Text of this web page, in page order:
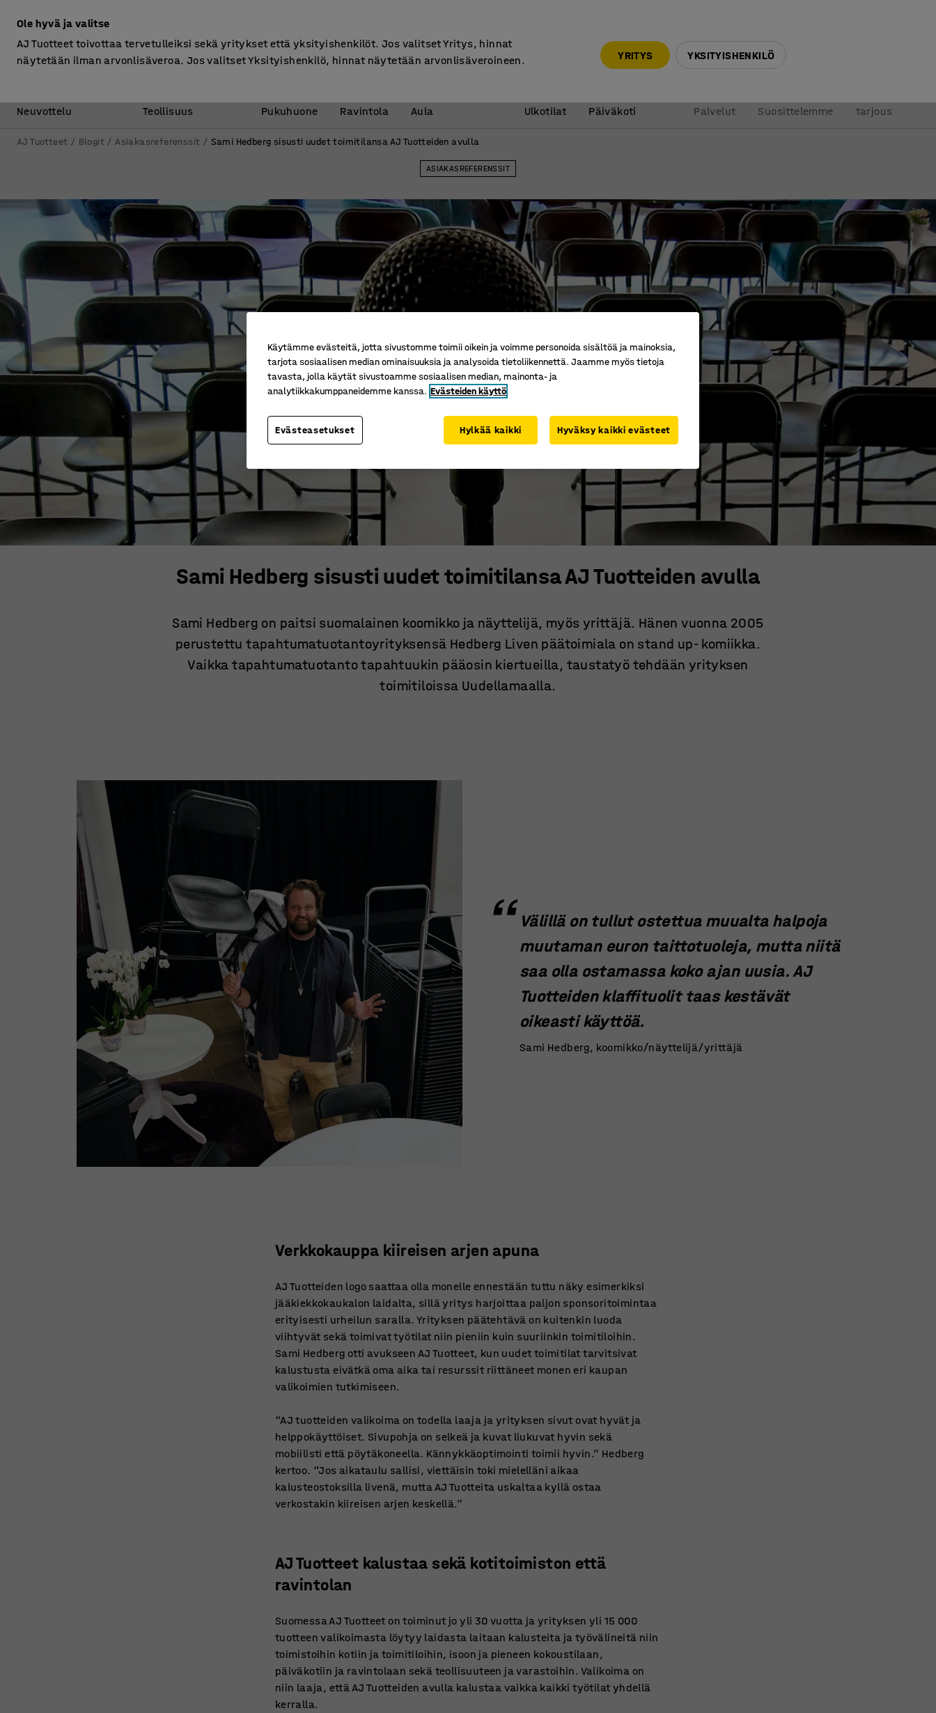
Neuvottelu
Teollisuus
Pukuhuone Ravintola
Aula
Ulkotilat
Päiväkoti
Palvelut Suosittelemme
tarjous
AJ Tuotteet Blogit Asiakasreferenssit Sami Hedberg sisusti uudet toimitilansa AJ Tuotteiden avulla
ASIAKASREFERENSSIT
Sami Hedberg sisusti uudet toimitilansa AJ Tuotteiden avulla
Sami Hedberg on paitsi suomalainen koomikko ja näyttelijä, myös yrittäjä. Hänen vuonna 2005
perustettu tapahtumatuotantoyrityksensä Hedberg Liven päätoimiala on stand up- komiikka.
Vaikka tapahtumatuotanto tapahtuukin pääosin kiertueilla, taustatyö tehdään yrityksen
toimitiloissa Uudellamaalla.
Välillä on tullut ostettua muualta halpoja
muutaman euron taittotuoleja, mutta niitä
saa olla ostamassa koko ajan uusia. AJ
Tuotteiden klaffituolit taas kestävät
oikeasti käyttöä.
Sami Hedberg, koomikko/näyttelijä/yrittäjä
Verkkokauppa kiireisen arjen apuna
AJ Tuotteiden logo saattaa olla monelle ennestään tuttu näky esimerkiksi
jääkiekkokaukalon laidalta, sillä yritys harjoittaa paljon sponsoritoimintaa
erityisesti urheilun saralla. Yrityksen päätehtävä on kuitenkin luoda
viihtyvät sekä toimivat työtilat niin pieniin kuin suuriinkin toimitiloihin.
Sami Hedberg otti avukseen AJ Tuotteet, kun uudet toimitilat tarvitsivat
kalustusta eivätkä oma aika tai resurssit riittäneet monen eri kaupan
valikoimien tutkimiseen.
“AJ tuotteiden valikoima on todella laaja ja yrityksen sivut ovat hyvät ja
helppokäyttöiset. Sivupohja on selkeä ja kuvat liukuvat hyvin sekä
mobiilisti että pöytäkoneella. Kännykkäoptimointi toimii hyvin.” Hedberg
kertoo. “Jos aikataulu sallisi, viettäisin toki mielelläni aikaa
kalusteostoksilla livenä, mutta AJ Tuotteita uskaltaa kyllä ostaa
verkostakin kiireisen arjen keskellä.”
AJ Tuotteet kalustaa sekä kotitoimiston että
ravintolan
Suomessa AJ Tuotteet on toiminut jo yli 30 vuotta ja yrityksen yli 15 000
tuotteen valikoimasta löytyy laidasta laitaan kalusteita ja työvälineitä niin
toimistoihin kotiin ja toimitiloihin, isoon ja pieneen kokoustilaan,
päiväkotiin ja ravintolaan sekä teollisuuteen ja varastoihin. Valikoima on
niin laaja, että AJ Tuotteiden avulla kalustaa vaikka kaikki työtilat yhdellä
kerralla.
Ole hyvä ja valitse
AJ Tuotteet toivottaa tervetulleiksi sekä yritykset että yksityishenkilöt. Jos valitset Yritys, hinnat
näytetään ilman arvonlisäveroa. Jos valitset Yksityishenkilö, hinnat näytetään arvonlisäveroineen.
YRITYS YKSITYISHENKILÖ
Käytämme evästeitä, jotta sivustomme toimii oikein ja voimme personoida sisältöä ja mainoksia,
tarjota sosiaalisen median ominaisuuksia ja analysoida tietoliikennettä. Jaamme myös tietoja
tavasta, jolla käytät sivustoamme sosiaalisen median, mainonta- ja
analytiikkakumppaneidemme kanssa. Evästeiden käyttö
Evästeasetukset Hylkää kaikki Hyväksy kaikki evästeet